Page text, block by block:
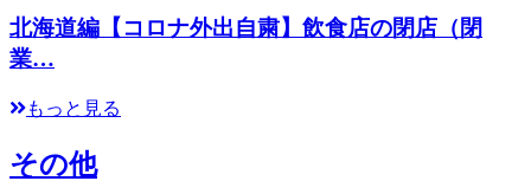
北海道編【コロナ外出自粛】飲食店の閉店（閉
業…
もっと見る
その他